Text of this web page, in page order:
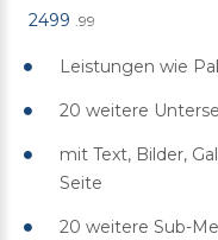
2499 .99
Leistungen wie
20 weitere
mit Text, Bilder,
Seite
20 weitere Sub-